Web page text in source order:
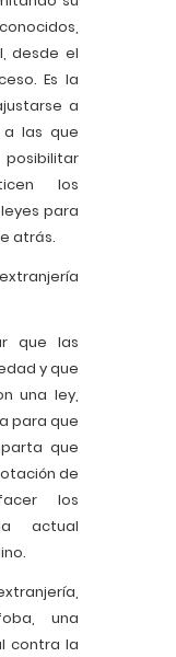
desde el
Es la
a
las que
los
para
atrás.
que las
y que
una ley,
para que
que
de
los
actual
una
contra la